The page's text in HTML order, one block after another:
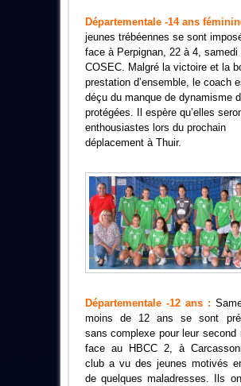
Départementale -14 ans
jeunes trébéennes se sont
face à Perpignan, 22 à 4, samedi
COSEC. Malgré la victoire et la
prestation d’ensemble, le coach
déçu du manque de dynamisme
protégées. Il espère qu’elles
enthousiastes lors du prochain
déplacement à Thuir.
Départementale -12 ans :
moins de 12 ans se sont
sans complexe pour leur second
face au HBCC 2, à
club a vu des jeunes motivés
de quelques maladresses. Ils